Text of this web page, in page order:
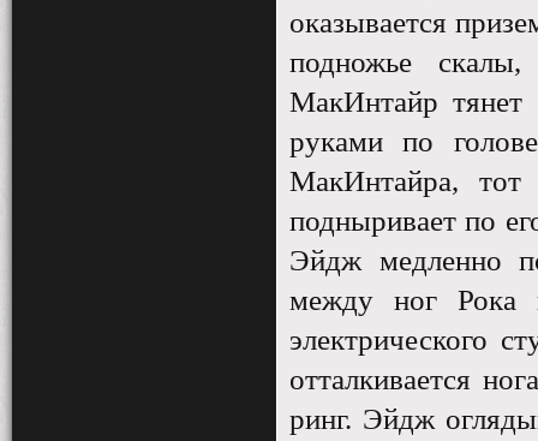
оказывается
подножье
МакИнтайр тянет
руками по
МакИнтайра,
подныривает по
Эйдж медленно
между ног Рока
электрического
отталкивается
ринг. Эйдж